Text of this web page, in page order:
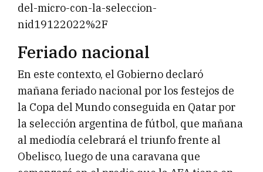
del-micro-con-la-seleccion-
nid19122022%2F
Feriado nacional
En este contexto, el Gobierno declaró
mañana feriado nacional por los festejos de
la Copa del Mundo conseguida en Qatar por
la selección argentina de fútbol, que mañana
al mediodía celebrará el triunfo frente al
Obelisco, luego de una caravana que